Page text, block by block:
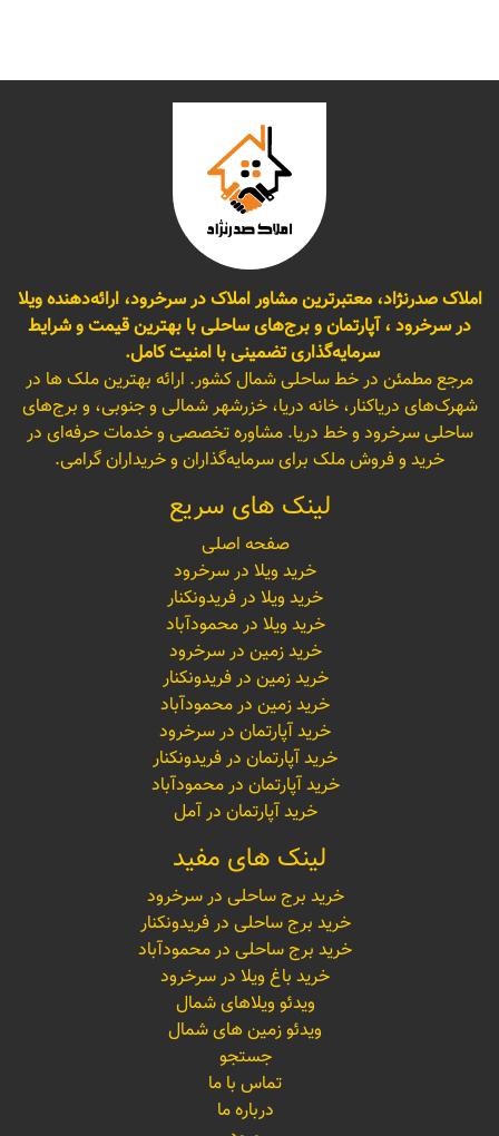
املاک صدرنژاد، معتبرترین مشاور املاک در سرخرود، ارائه‌دهنده ویلا
در سرخرود ، آپارتمان و برج‌های ساحلی با بهترین قیمت و شرایط
سرمایه‌گذاری تضمینی با امنیت کامل.
مرجع مطمئن در خط ساحلی شمال کشور. ارائه بهترین ملک ها در
شهرک‌های دریاکنار، خانه دریا، خزرشهر شمالی و جنوبی، و برج‌های
ساحلی سرخرود و خط دریا. مشاوره تخصصی و خدمات حرفه‌ای در
خرید و فروش ملک برای سرمایه‌گذاران و خریداران گرامی.
لینک های سریع
صفحه اصلی
خرید ویلا در سرخرود
خرید ویلا در فریدونکنار
خرید ویلا در محمودآباد
خرید زمین در سرخرود
خرید زمین در فریدونکنار
خرید زمین در محمودآباد
خرید آپارتمان در سرخرود
خرید آپارتمان در فریدونکنار
خرید آپارتمان در محمودآباد
خرید آپارتمان در آمل
لینک های مفید
خرید برج ساحلی در سرخرود
خرید برج ساحلی در فریدونکنار
خرید برج ساحلی در محمودآباد
خرید باغ ویلا در سرخرود
ویدئو ویلاهای شمال
ویدئو زمین های شمال
جستجو
تماس با ما
درباره ما